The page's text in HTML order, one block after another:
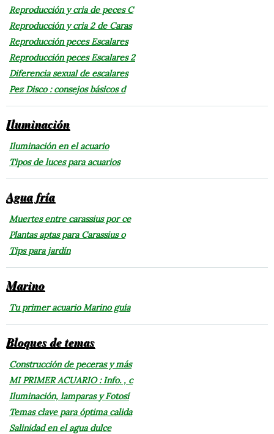
Reproducción y cria de peces C
Reproducción y cria 2 de Caras
Reproducción peces Escalares
Reproducción peces Escalares 2
Diferencia sexual de escalares
Pez Disco : consejos básicos d
Iluminación
Iluminación en el acuario
Tipos de luces para acuarios
Agua fría
Muertes entre carassius por ce
Plantas aptas para Carassius o
Tips para jardín
Marino
Tu primer acuario Marino guía
Bloques de temas
Construcción de peceras y más
MI PRIMER ACUARIO : Info. , c
Iluminación, lamparas y Fotosí
Temas clave para óptima calida
Salinidad en el agua dulce